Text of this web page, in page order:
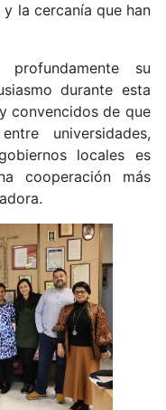
la cercanía que han
su
durante esta
convencidos de que
universidades,
locales es
cooperación más